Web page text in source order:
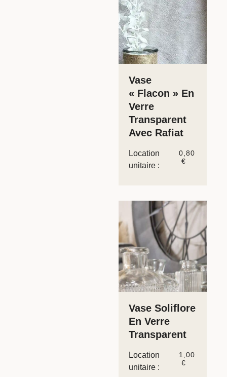
Vase
« Flacon » En
Verre
Transparent
Avec Rafiat
Location
unitaire :
0,80
€
Vase Soliflore
En Verre
Transparent
Location
unitaire :
1,00
€